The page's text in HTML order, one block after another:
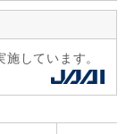
しています。